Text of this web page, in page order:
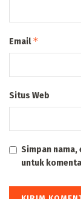
Email*
Situs Web
Simpan
untuk